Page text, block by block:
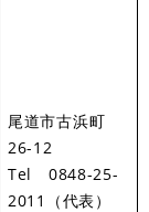
尾道市古浜町
26-12
Tel 0848-25-
2011（代表）